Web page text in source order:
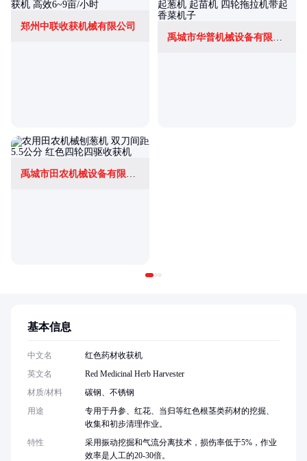
郑州中联收获机械有限公司
禹城市华普机械设备有限公司
禹城市田农机械设备有限公司
基本信息
中文名
红色药材收获机
英文名
Red Medicinal Herb Harvester
材质/材料
碳钢、不锈钢
用途
专用于丹参、红花、当归等红色根茎类药材的挖掘、
收集和初步清理作业。
特性
采用振动挖掘和气流分离技术，损伤率低于5%，作业
效率是人工的20-30倍。